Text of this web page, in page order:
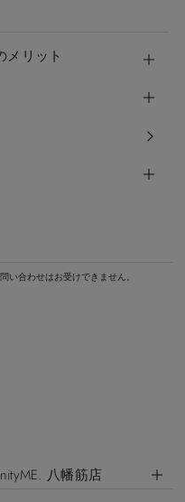
メリット
合わせはお受けできません。
八幡筋店